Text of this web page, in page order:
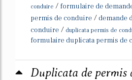
conduire / formulaire de
permis de conduire / demande
conduire / duplicata permis de
formulaire duplicata permis de
Duplicata de permis